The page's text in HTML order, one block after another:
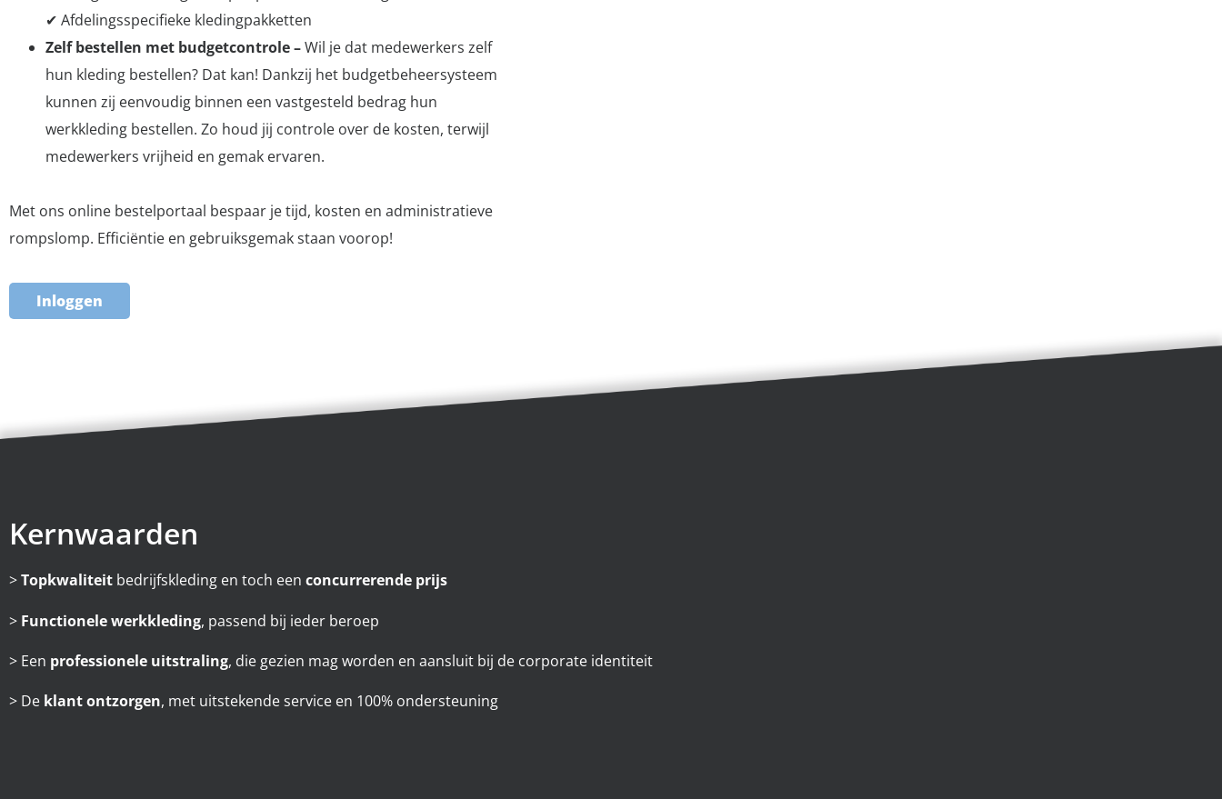
✔ Afdelingsspecifieke kledingpakketten
Zelf bestellen met budgetcontrole –Wil je dat medewerkers zelf
hun kleding bestellen? Dat kan! Dankzij het budgetbeheersysteem
kunnen zij eenvoudig binnen een vastgesteld bedrag hun
werkkleding bestellen. Zo houd jij controle over de kosten, terwijl
medewerkers vrijheid en gemak ervaren.
Met ons online bestelportaal bespaar je tijd, kosten en administratieve
rompslomp. Efficiëntie en gebruiksgemak staan voorop!
Inloggen
Kernwaarden
>Topkwaliteit bedrijfskleding en toch een concurrerende prijs
> Functionele werkkleding, passend bij ieder beroep
> Een professionele uitstraling, die gezien mag worden en aansluit bij de corporate identiteit
> De klant ontzorgen, met uitstekende service en 100% ondersteuning